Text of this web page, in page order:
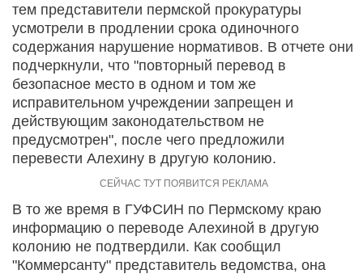
тем представители пермской прокуратуры
усмотрели в продлении срока одиночного
содержания нарушение нормативов. В отчете они
подчеркнули, что "повторный перевод в
безопасное место в одном и том же
исправительном учреждении запрещен и
действующим законодательством не
предусмотрен", после чего предложили
перевести Алехину в другую колонию.
В то же время в ГУФСИН по Пермскому краю
информацию о переводе Алехиной в другую
колонию не подтвердили. Как сообщил
"Коммерсанту" представитель ведомства, она